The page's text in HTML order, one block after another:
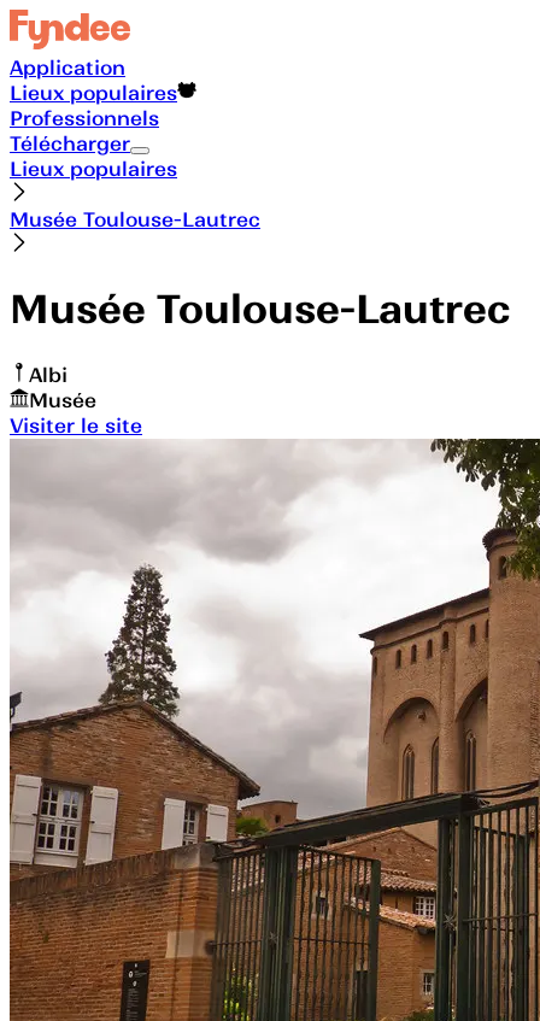
Application
Lieux populaires
Professionnels
Télécharger
Lieux populaires
Musée Toulouse-Lautrec
Musée Toulouse-Lautrec
Albi
Musée
Visiter le site